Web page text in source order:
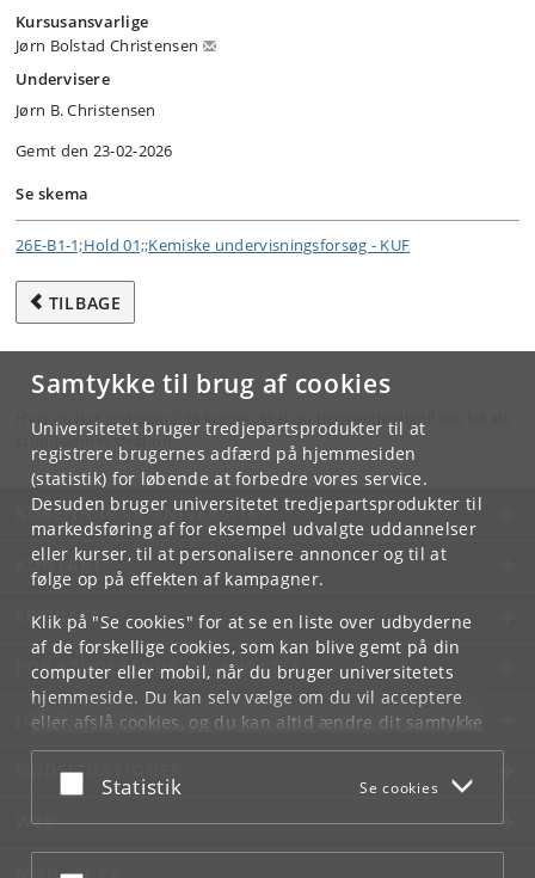
Samtykke til brug af cookies
Universitetet bruger tredjepartsprodukter til at
registrere brugernes adfærd på hjemmesiden
(statistik) for løbende at forbedre vores service.
Desuden bruger universitetet tredjepartsprodukter til
markedsføring af for eksempel udvalgte uddannelser
eller kurser, til at personalisere annoncer og til at
følge op på effekten af kampagner.
Klik på "Se cookies" for at se en liste over udbyderne
af de forskellige cookies, som kan blive gemt på din
computer eller mobil, når du bruger universitetets
hjemmeside. Du kan selv vælge om du vil acceptere
eller afslå cookies, og du kan altid ændre dit samtykke
underCookie- og privatlivspolitiksom du finder i
bunden af hver side.
Acceptér eller afslå
Statistik Se cookies
Kursusansvarlige
Jørn Bolstad Christensen
Undervisere
Jørn B. Christensen
Gemt den 23-02-2026
Se skema
26E-B1-1;Hold 01;;Kemiske undervisningsforsøg - KUF
TILBAGE
Hvis du har spørgsmål til kurset, skal du henvende dig til din lokale
studieadministration.
KØBENHAVNS UNIVERSITET
KONTAKT
SERVICES
FOR STUDERENDE OG ANSATTE
JOB OG KARRIERE
NØDSITUATIONER
WEB
MØD KU PÅ